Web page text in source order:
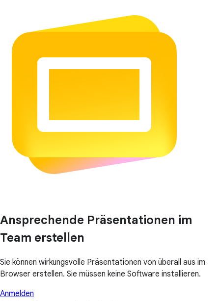
Ansprechende Präsentationen im
Team erstellen
Sie können wirkungsvolle Präsentationen von überall aus im
Browser erstellen. Sie müssen keine Software installieren.
Anmelden